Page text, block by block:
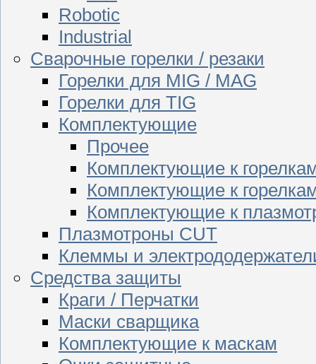
Robotic
Industrial
Сварочные горелки / резаки
Горелки для MIG / MAG
Горелки для TIG
Комплектующие
Прочее
Комплектующие к
Комплектующие к
Комплектующие к
Плазмотроны CUT
Клеммы и
Средства защиты
Краги / Перчатки
Маски сварщика
Комплектующие к маскам